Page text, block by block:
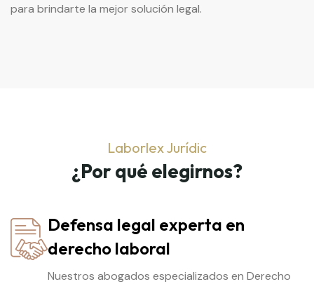
para brindarte la mejor solución legal.
Laborlex Jurídic
¿Por qué elegirnos?
Defensa legal experta en
derecho laboral
Nuestros abogados especializados en Derecho